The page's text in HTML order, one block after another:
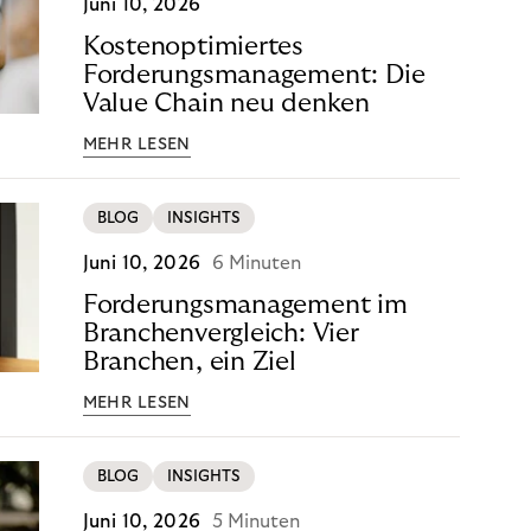
Juni 10, 2026
Kostenoptimiertes
Forderungsmanagement: Die
Value Chain neu denken
MEHR LESEN
BLOG INSIGHTS
Juni 10, 2026 6 Minuten
Forderungsmanagement im
Branchenvergleich: Vier
Branchen, ein Ziel
MEHR LESEN
BLOG INSIGHTS
Juni 10, 2026 5 Minuten